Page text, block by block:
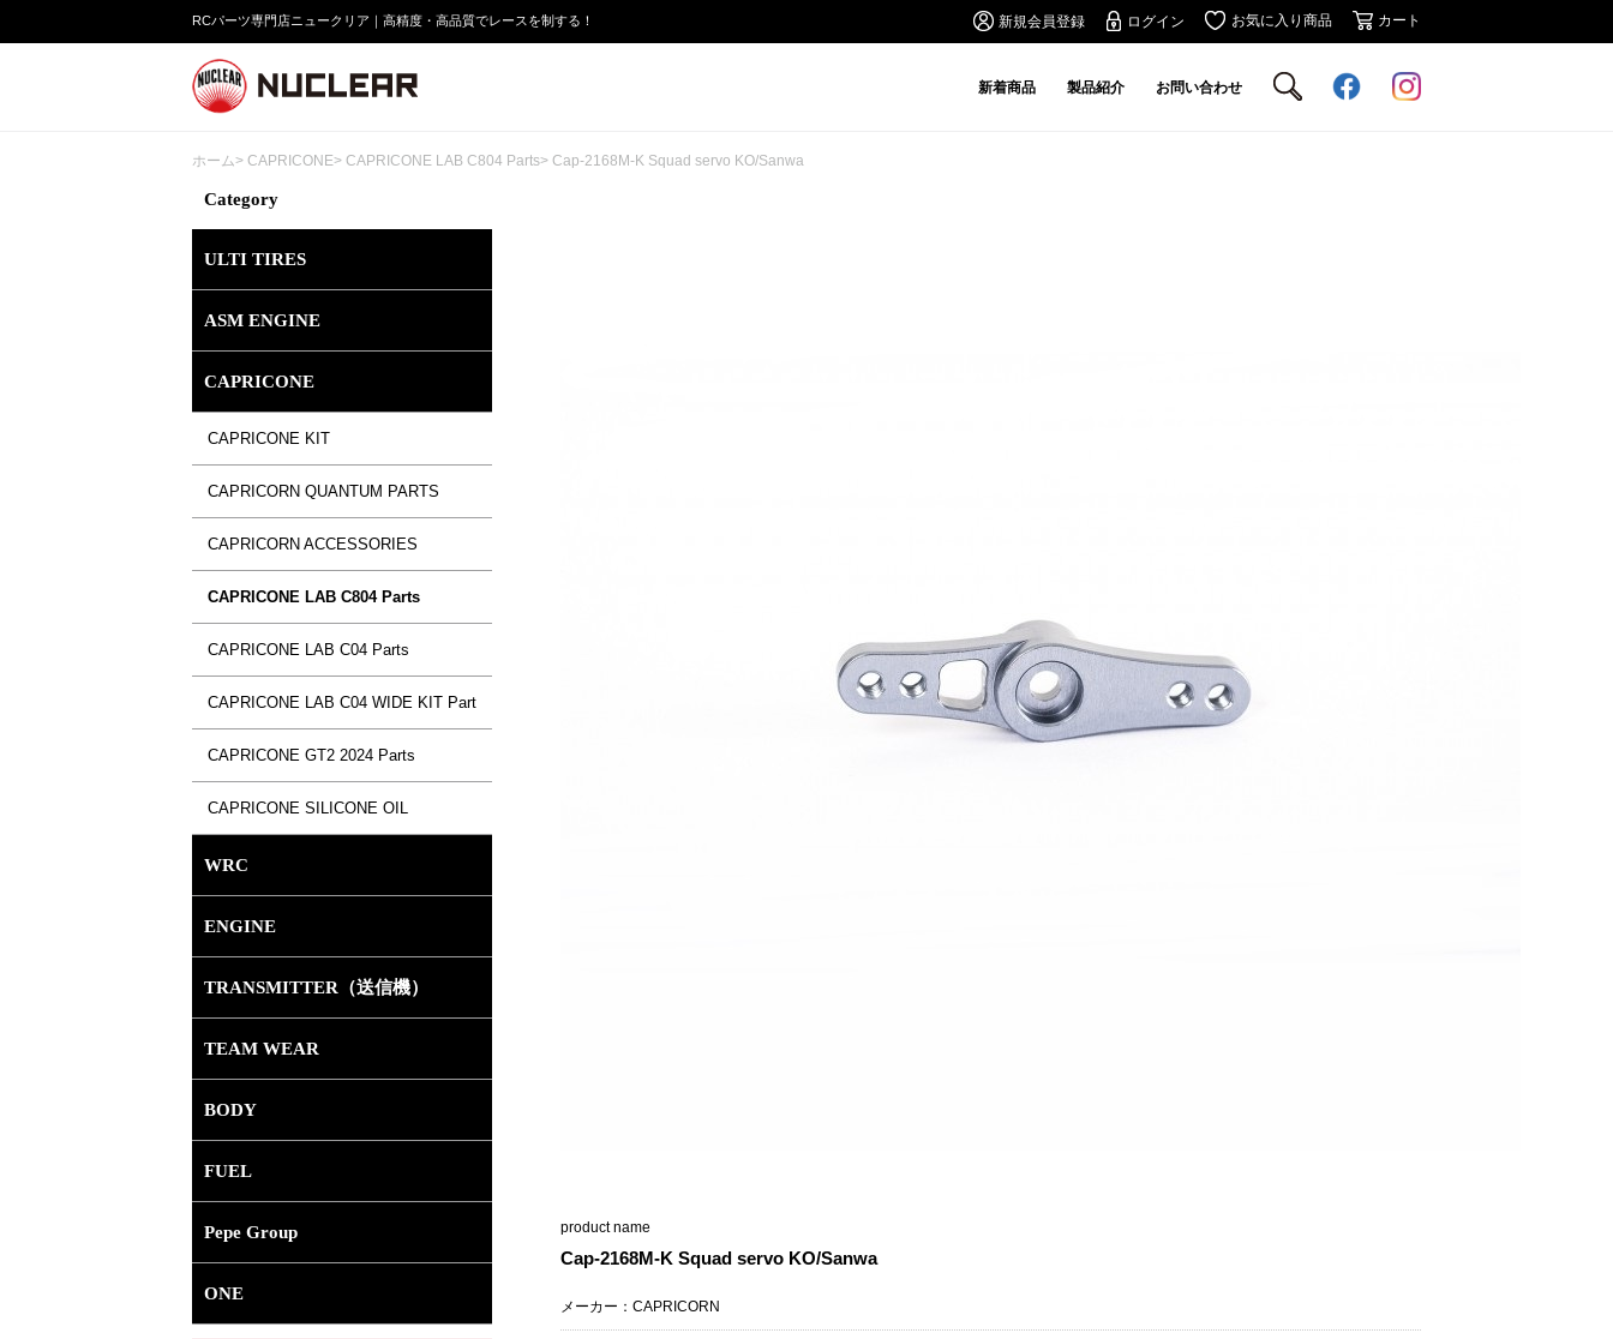
RCパーツ専門店ニュークリア｜高精度・高品質でレースを制する！ 新規会員登録 ログイン お気に入り商品 カート
新着商品 製品紹介 お問い合わせ
ホーム> CAPRICONE> CAPRICONE LAB C804 Parts> Cap-2168M-K Squad servo KO/Sanwa
Category
ULTI TIRES
ASM ENGINE
CAPRICONE
CAPRICONE KIT
CAPRICORN QUANTUM PARTS
CAPRICORN ACCESSORIES
CAPRICONE LAB C804 Parts
CAPRICONE LAB C04 Parts
CAPRICONE LAB C04 WIDE KIT Part
CAPRICONE GT2 2024 Parts
CAPRICONE SILICONE OIL
WRC
ENGINE
TRANSMITTER（送信機）
TEAM WEAR
BODY
FUEL
Pepe Group
ONE
product name
Cap-2168M-K Squad servo KO/Sanwa
メーカー：CAPRICORN